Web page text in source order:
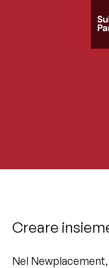
Creare
Nel